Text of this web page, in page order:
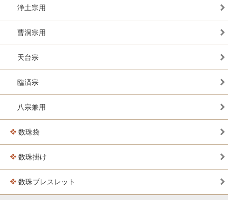
浄土宗用
曹洞宗用
天台宗
臨済宗
八宗兼用
数珠袋
数珠掛け
数珠ブレスレット